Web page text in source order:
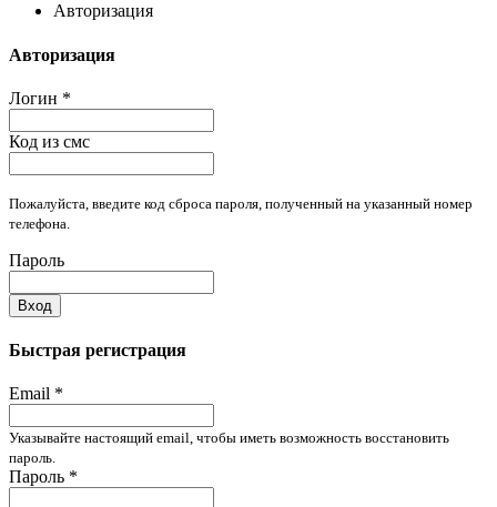
Авторизация
Авторизация
Логин *
Код из смс
Пожалуйста, введите код сброса пароля, полученный на указанный номер
телефона.
Пароль
Вход
Быстрая регистрация
Email *
Указывайте настоящий email, чтобы иметь возможность восстановить
пароль.
Пароль *